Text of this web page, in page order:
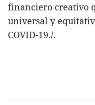
financiero creativo
universal y
COVID-19./.